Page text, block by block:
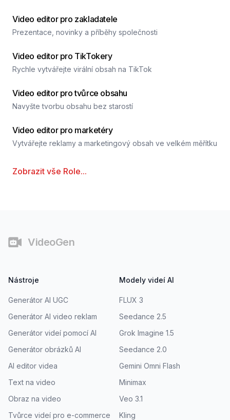
Video editor pro zakladatele
Prezentace, novinky a příběhy společnosti
Video editor pro TikTokery
Rychle vytvářejte virální obsah na TikTok
Video editor pro tvůrce obsahu
Navyšte tvorbu obsahu bez starostí
Video editor pro marketéry
Vytvářejte reklamy a marketingový obsah ve velkém měřítku
Zobrazit vše Role...
VideoGen
Nástroje
Generátor AI UGC
Generátor AI video reklam
Generátor videí pomocí AI
Generátor obrázků AI
AI editor videa
Text na video
Obraz na video
Tvůrce videí pro e-commerce
Modely videí AI
FLUX 3
Seedance 2.5
Grok Imagine 1.5
Seedance 2.0
Gemini Omni Flash
Minimax
Veo 3.1
Kling